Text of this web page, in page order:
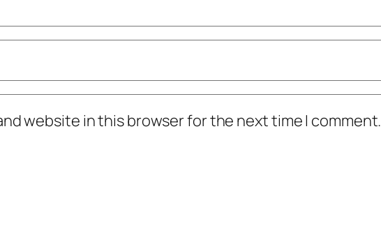
website in this browser for the next time I comment.